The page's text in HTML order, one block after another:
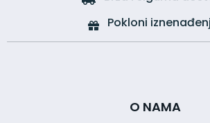
Pokloni
O NAMA